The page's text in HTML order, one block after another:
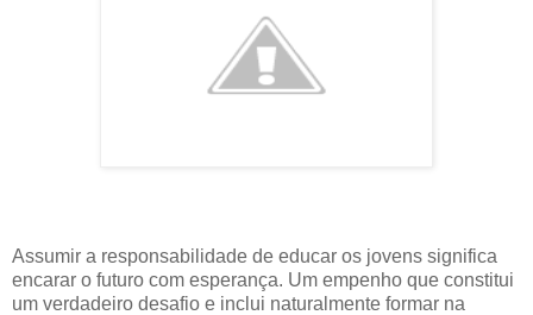
Assumir a responsabilidade de educar os jovens significa
encarar o futuro com esperança. Um empenho que constitui
um verdadeiro desafio e inclui naturalmente formar na